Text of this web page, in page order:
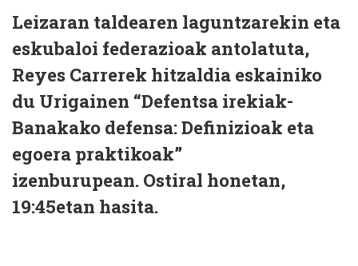
Leizaran taldearen laguntzarekin eta
eskubaloi federazioak antolatuta,
Reyes Carrerek hitzaldia eskainiko
du Urigainen “Defentsa irekiak-
Banakako defensa: Definizioak eta
egoera praktikoak”
izenburupean. Ostiral honetan,
19:45etan hasita.